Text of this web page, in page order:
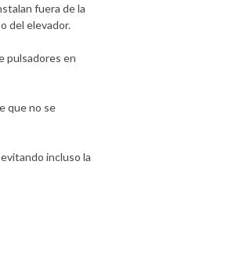
fuera de la
del elevador.
pulsadores en
que no se
incluso la